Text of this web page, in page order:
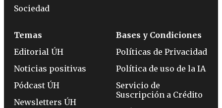
Sociedad
Temas
Editorial ÚH
Noticias positivas
Pódcast ÚH
Newsletters ÚH
Bases y Condiciones
Políticas de Privacidad
Política de uso de la IA
Servicio de
Suscripción a Crédito